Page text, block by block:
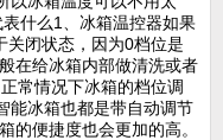
什么1、冰箱温控器如果
关闭状态，因为0档位是
在给冰箱内部做清洗或者
常情况下冰箱的档位调
能冰箱也都是带自动调节
的便捷度也会更加的高。